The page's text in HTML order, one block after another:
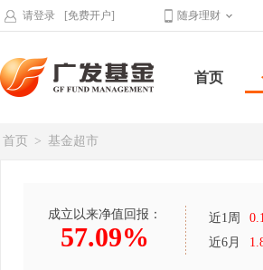
请登录 [免费开户] 随身理财
首页
首页 > 基金超市
成立以来净值回报：
57.09%
近1周
近6月